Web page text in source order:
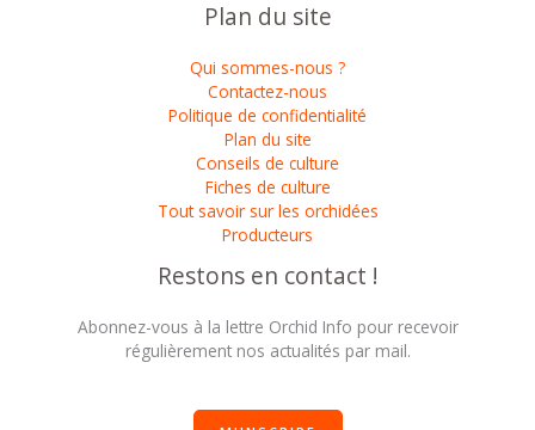
Plan du site
Qui sommes-nous ?
Contactez-nous
Politique de confidentialité
Plan du site
Conseils de culture
Fiches de culture
Tout savoir sur les orchidées
Producteurs
Restons en contact !
Abonnez-vous à la lettre Orchid Info pour recevoir
régulièrement nos actualités par mail.